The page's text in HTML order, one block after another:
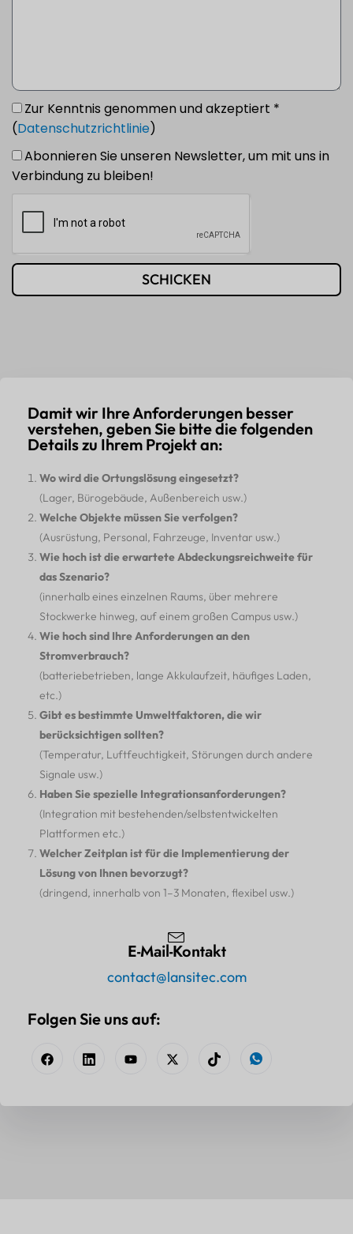
Zur Kenntnis genommen und akzeptiert *
(Datenschutzrichtlinie)
Abonnieren Sie unseren Newsletter, um mit uns in
Verbindung zu bleiben!
SCHICKEN
Damit wir Ihre Anforderungen besser
verstehen, geben Sie bitte die folgenden
Details zu Ihrem Projekt an:
Wo wird die Ortungslösung eingesetzt?
(Lager, Bürogebäude, Außenbereich usw.)
Welche Objekte müssen Sie verfolgen?
(Ausrüstung, Personal, Fahrzeuge, Inventar usw.)
Wie hoch ist die erwartete Abdeckungsreichweite für
das Szenario?
(innerhalb eines einzelnen Raums, über mehrere
Stockwerke hinweg, auf einem großen Campus usw.)
Wie hoch sind Ihre Anforderungen an den
Stromverbrauch?
(batteriebetrieben, lange Akkulaufzeit, häufiges Laden,
etc.)
Gibt es bestimmte Umweltfaktoren, die wir
berücksichtigen sollten?
(Temperatur, Luftfeuchtigkeit, Störungen durch andere
Signale usw.)
Haben Sie spezielle Integrationsanforderungen?
(Integration mit bestehenden/selbstentwickelten
Plattformen etc.)
Welcher Zeitplan ist für die Implementierung der
Lösung von Ihnen bevorzugt?
(dringend, innerhalb von 1–3 Monaten, flexibel usw.)
E-Mail-Kontakt
contact@lansitec.com
Folgen Sie uns auf: